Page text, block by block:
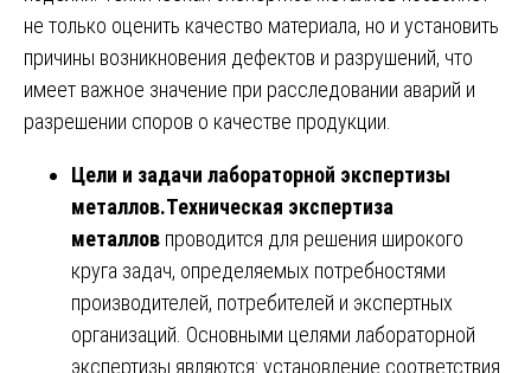
не только оценить качество материала, но и установить
причины возникновения дефектов и разрушений, что
имеет важное значение при расследовании аварий и
разрешении споров о качестве продукции.
Цели и задачи лабораторной экспертизы
металлов.Техническая экспертиза
металлов проводится для решения широкого
круга задач, определяемых потребностями
производителей, потребителей и экспертных
организаций. Основными целями лабораторной
экспертизы являются: установление соответствия